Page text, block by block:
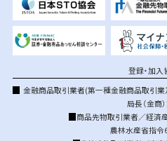
登録・加入
金融商品取引業者(第一種金融商品取引
局長（金商
商品先物取引業者／経済
農林水産省指令